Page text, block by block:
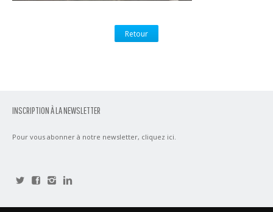
Retour
INSCRIPTION À LA NEWSLETTER
Pour vous abonner à notre newsletter, cliquez ici.